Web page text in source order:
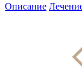
Описание